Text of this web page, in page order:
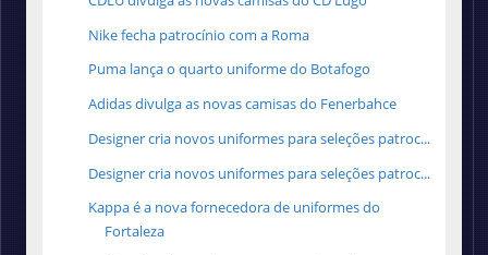
Nike fecha patrocínio com a Roma
Puma lança o quarto uniforme do Botafogo
Adidas divulga as novas camisas do Fenerbahce
Designer cria novos uniformes para seleções patroc...
Designer cria novos uniformes para seleções patroc...
Kappa é a nova fornecedora de uniformes do
Fortaleza